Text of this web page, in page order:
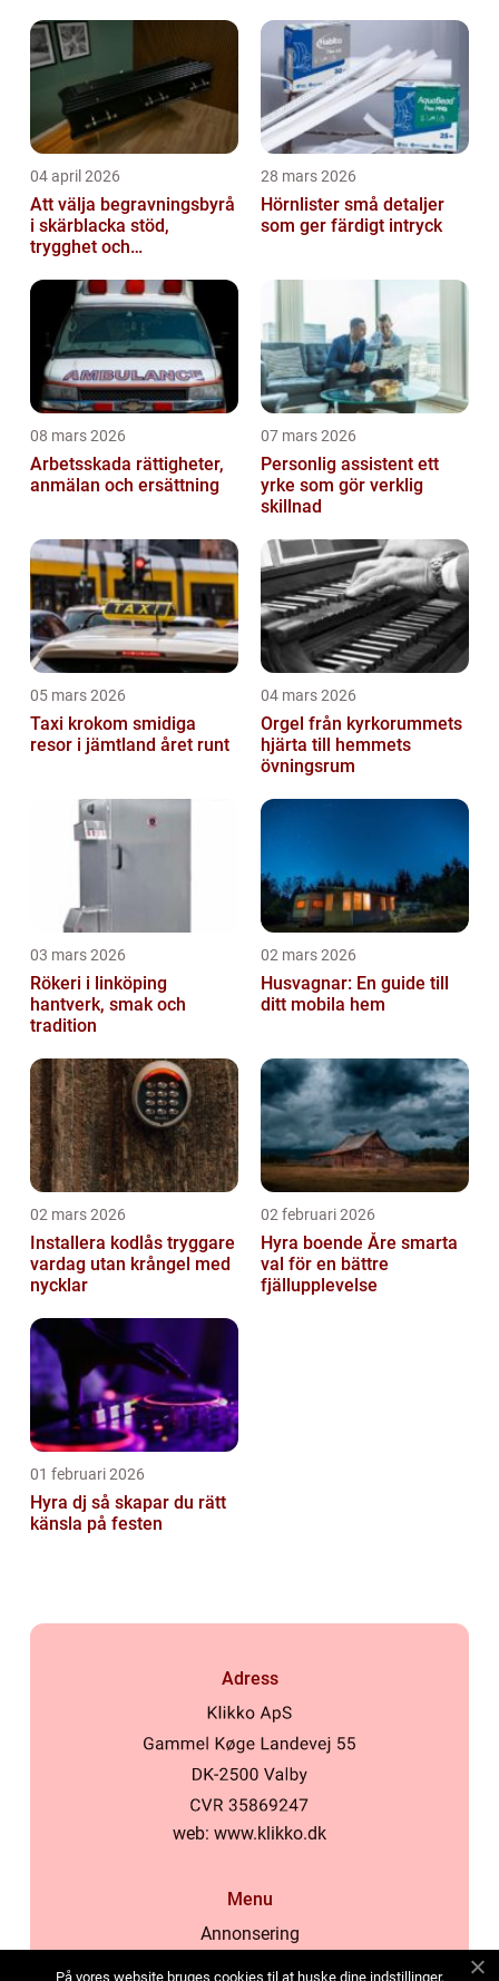
04 april 2026
Att välja begravningsbyrå
i skärblacka stöd,
trygghet och
28 mars 2026
Hörnlister små detaljer
som ger färdigt intryck
08 mars 2026
Arbetsskada rättigheter,
anmälan och ersättning
07 mars 2026
Personlig assistent ett
yrke som gör verklig
skillnad
05 mars 2026
Taxi krokom smidiga
resor i jämtland året runt
04 mars 2026
Orgel från kyrkorummets
hjärta till hemmets
övningsrum
03 mars 2026
Rökeri i linköping
hantverk, smak och
tradition
02 mars 2026
Husvagnar: En guide till
ditt mobila hem
02 mars 2026
Installera kodlås tryggare
vardag utan krångel med
nycklar
02 februari 2026
Hyra boende Åre smarta
val för en bättre
fjällupplevelse
01 februari 2026
Hyra dj så skapar du rätt
känsla på festen
Adress
web: www.klikko.dk
Menu
Annonsering
På vores website bruges cookies til at huske dine indstillinger,